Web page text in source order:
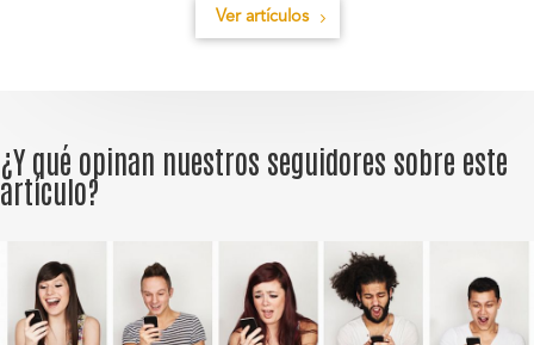
Ver artículos
¿Y qué opinan nuestros seguidores sobre este
artículo?